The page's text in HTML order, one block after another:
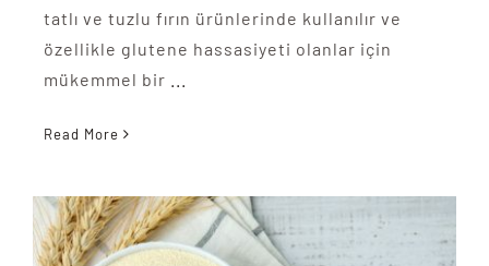
tatlı ve tuzlu fırın ürünlerinde kullanılır ve
özellikle glutene hassasiyeti olanlar için
mükemmel bir
Read More